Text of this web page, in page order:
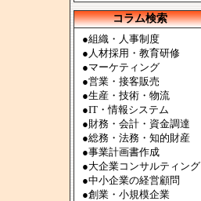
コラム検索
●組織・人事制度
●人材採用・教育研修
●マーケティング
●営業・接客販売
●生産・技術・物流
●IT・情報システム
●財務・会計・資金調達
●総務・法務・知的財産
●事業計画書作成
●大企業コンサルティング
●中小企業の経営顧問
●創業・小規模企業